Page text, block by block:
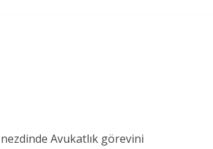
Avukatlık görevini